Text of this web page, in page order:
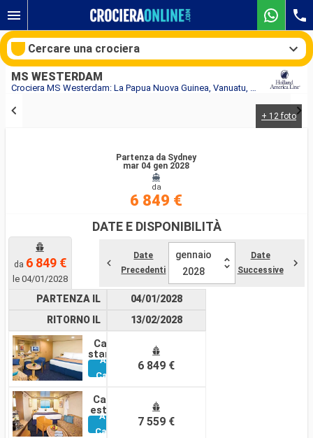
Crociera MS Westerdam: La Papua Nuova Guinea, Vanuatu, Fiji (isole), Tonga, Nuova Zelanda, Australia in partenza da Sydney
MS WESTERDAM
+ 12 foto
Partenza da Sydney
mar 04 gen 2028
da
6 849 €
DATE E DISPONIBILITÀ
da 6 849 €
le 04/01/2028
Date
Precedenti
gennaio
2028
Date
Successive
PARTENZA IL
RITORNO IL
Cabina
standard
Altre
Cabine
Cabina
esterna
Altre
Cabine
04/01/2028
13/02/2028
6 849 €
7 559 €
Cercare una crociera
Ricerca